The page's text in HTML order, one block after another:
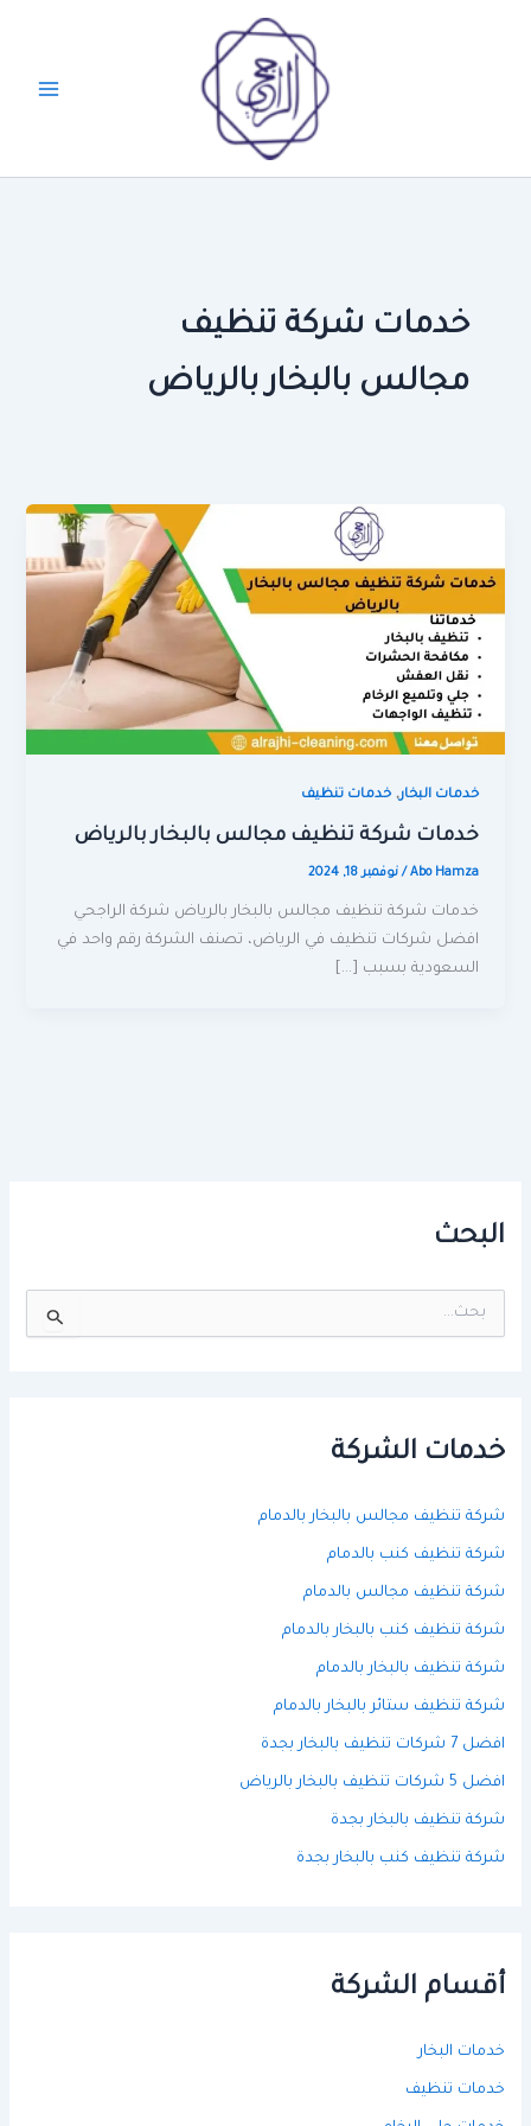
خدمات شركة تنظيف
مجالس بالبخار بالرياض
خدمات البخار,خدمات تنظيف
خدمات شركة تنظيف مجالس بالبخار بالرياض
Abo Hamza
/نوفمبر 18, 2024
خدمات شركة تنظيف مجالس بالبخار بالرياض شركة الراجحي
افضل شركات تنظيف في الرياض، تصنف الشركة رقم واحد في
السعودية بسبب […]
البحث
ن
خدمات الشركة
شركة تنظيف مجالس بالبخار بالدمام
شركة تنظيف كنب بالدمام
شركة تنظيف مجالس بالدمام
شركة تنظيف كنب بالبخار بالدمام
شركة تنظيف بالبخار بالدمام
شركة تنظيف ستائر بالبخار بالدمام
افضل 7 شركات تنظيف بالبخار بجدة
افضل 5 شركات تنظيف بالبخار بالرياض
شركة تنظيف بالبخار بجدة
شركة تنظيف كنب بالبخار بجدة
أقسام الشركة
خدمات البخار
خدمات تنظيف